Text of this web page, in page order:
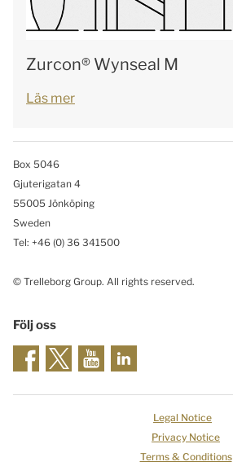
Zurcon® Wynseal M
Läs mer
Box 5046
Gjuterigatan 4
55005 Jönköping
Sweden
Tel: +46 (0) 36 341500
© Trelleborg Group. All rights reserved.
Följ oss
Legal Notice
Privacy Notice
Terms & Conditions